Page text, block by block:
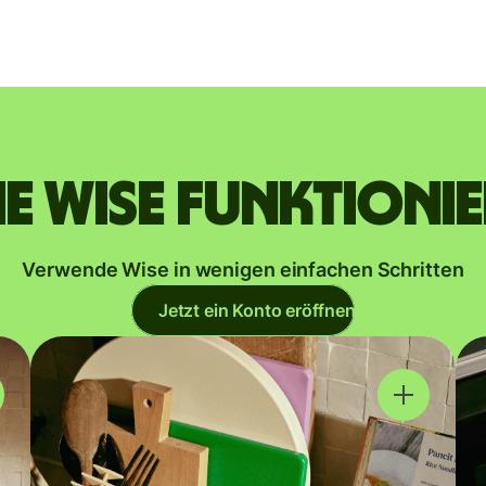
Wise
Verwende Wise in wenigen einfachen Schritten
Jetzt ein Konto eröffnen